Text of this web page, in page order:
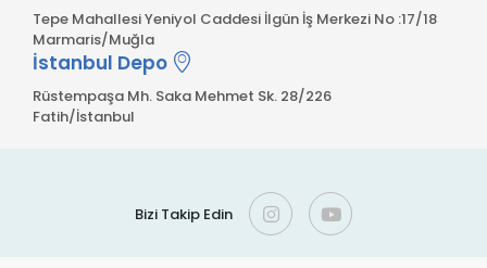
Tepe Mahallesi Yeniyol Caddesi İlgün İş Merkezi No :17/18
Marmaris/Muğla
İstanbul Depo
Rüstempaşa Mh. Saka Mehmet Sk. 28/226
Fatih/İstanbul
Bizi Takip Edin